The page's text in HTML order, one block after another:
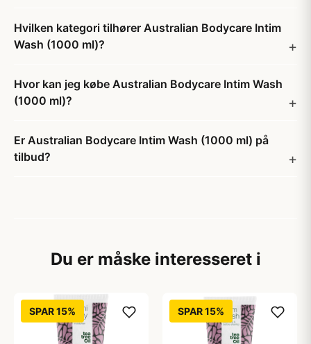
Hvilken kategori tilhører Australian Bodycare Intim
Wash (1000 ml)?
Hvor kan jeg købe Australian Bodycare Intim Wash
(1000 ml)?
Er Australian Bodycare Intim Wash (1000 ml) på
tilbud?
Du er måske interesseret i
SPAR 15% SPAR 15%